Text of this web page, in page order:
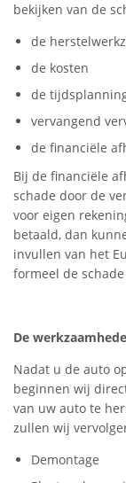
bekijken van de
de
de kosten
de
vervangend
de financiële
Bij de financiële
schade door de
voor eigen
betaald, dan
invullen van het
formeel de
De
Nadat u de auto
beginnen wij
van uw auto te
zullen wij
Demontage